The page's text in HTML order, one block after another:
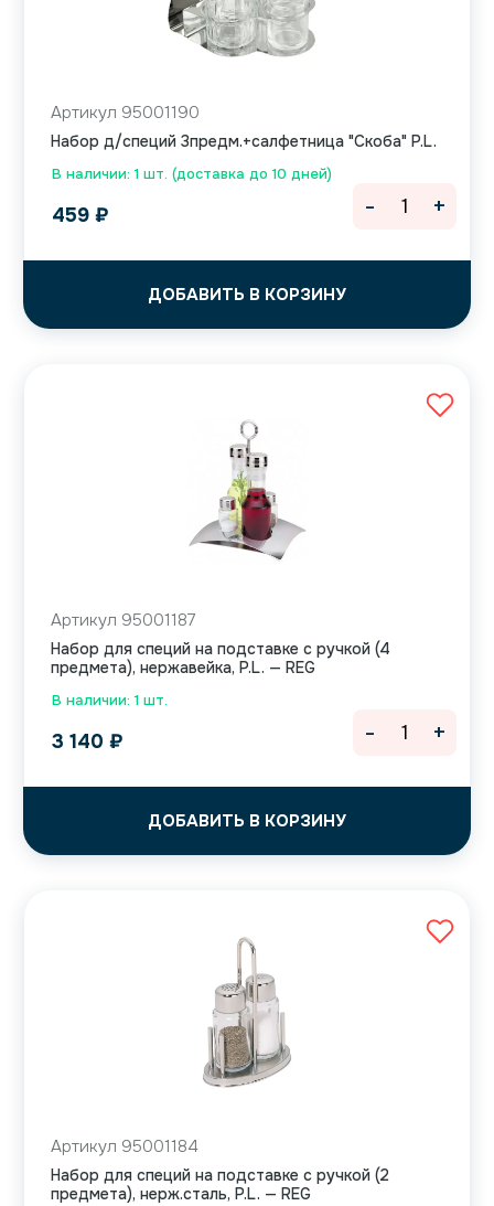
В наличии: 1 шт. (доставка до 10 дней)
Артикул 95001190
Набор д/специй 3предм.+салфетница "Скоба" P.L.
459 ₽
ДОБАВИТЬ В КОРЗИНУ
- +
В наличии: 1 шт.
Артикул 95001187
Набор для специй на подставке с ручкой (4
предмета), нержавейка, P.L. — REG
3 140 ₽
ДОБАВИТЬ В КОРЗИНУ
- +
Артикул 95001184
Набор для специй на подставке с ручкой (2
предмета), нерж.сталь, P.L. — REG